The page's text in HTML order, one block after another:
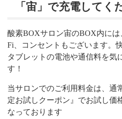
「宙」で充電してく
酸素BOXサロン宙のBOX内に
Fi、コンセントもございます。
タブレットの電池や通信料を気
す！
当サロンでのご利用料金は、通
定お試しクーポン』でお試し価
なっております